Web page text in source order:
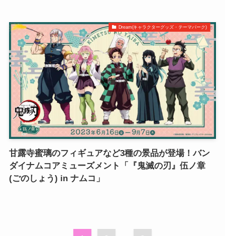
Dream(キャラクターグッズ・テーマパーク)
甘露寺蜜璃のフィギュアなど3種の景品が登場！バン
ダイナムコアミューズメント「『鬼滅の刃』伍ノ章
(ごのしょう) in ナムコ」